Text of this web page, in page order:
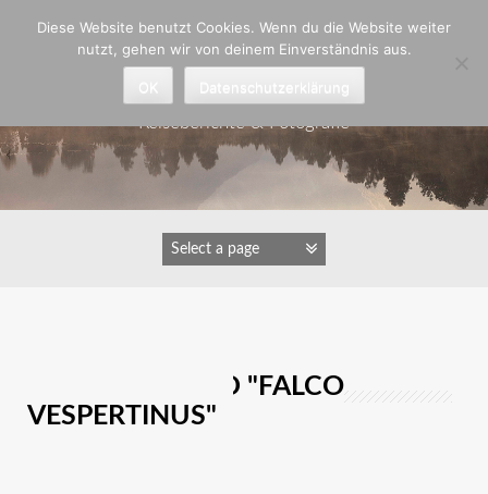
Astrid Padberg
Reiseberichte & Fotografie
IMAGES TAGGED "FALCO
VESPERTINUS"
Diese Website benutzt Cookies. Wenn du die Website weiter
nutzt, gehen wir von deinem Einverständnis aus.